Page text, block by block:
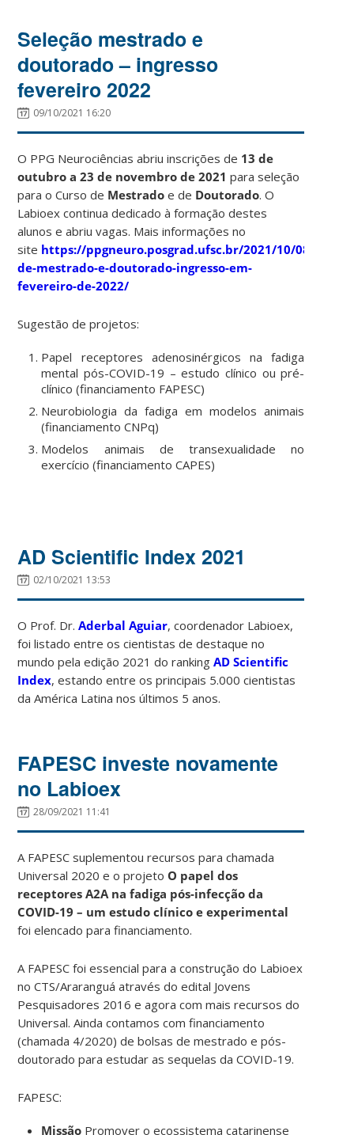
Seleção mestrado e
doutorado – ingresso
fevereiro 2022
09/10/2021 16:20
O PPG Neurociências abriu inscrições de 13 de
outubro a 23 de novembro de 2021para seleção
para o Curso de Mestrado e de Doutorado. O
Labioex continua dedicado à formação destes
alunos e abriu vagas. Mais informações no
site https://ppgneuro.posgrad.ufsc.br/2021/10/08/
de-mestrado-e-doutorado-ingresso-em-
fevereiro-de-2022/
Sugestão de projetos:
Papel receptores adenosinérgicos na fadiga
mental pós-COVID-19 – estudo clínico ou pré-
clínico (financiamento FAPESC)
Neurobiologia da fadiga em modelos animais
(financiamento CNPq)
Modelos animais de transexualidade no
exercício (financiamento CAPES)
AD Scientific Index 2021
02/10/2021 13:53
O Prof. Dr.Aderbal Aguiar, coordenador Labioex,
foi listado entre os cientistas de destaque no
mundo pela edição 2021 do rankingAD Scientific
Index, estando entre os principais 5.000 cientistas
da América Latina nos últimos 5 anos.
FAPESC investe novamente
no Labioex
28/09/2021 11:41
A FAPESC suplementou recursos para chamada
Universal 2020 e o projeto O papel dos
receptores A2A na fadiga pós-infecção da
COVID-19 – um estudo clínico e experimental
foi elencado para financiamento.
A FAPESC foi essencial para a construção do Labioex
no CTS/Araranguá através do edital Jovens
Pesquisadores 2016 e agora com mais recursos do
Universal. Ainda contamos com financiamento
(chamada 4/2020) de bolsas de mestrado e pós-
doutorado para estudar as sequelas da COVID-19.
FAPESC:
Missão Promover o ecossistema catarinense